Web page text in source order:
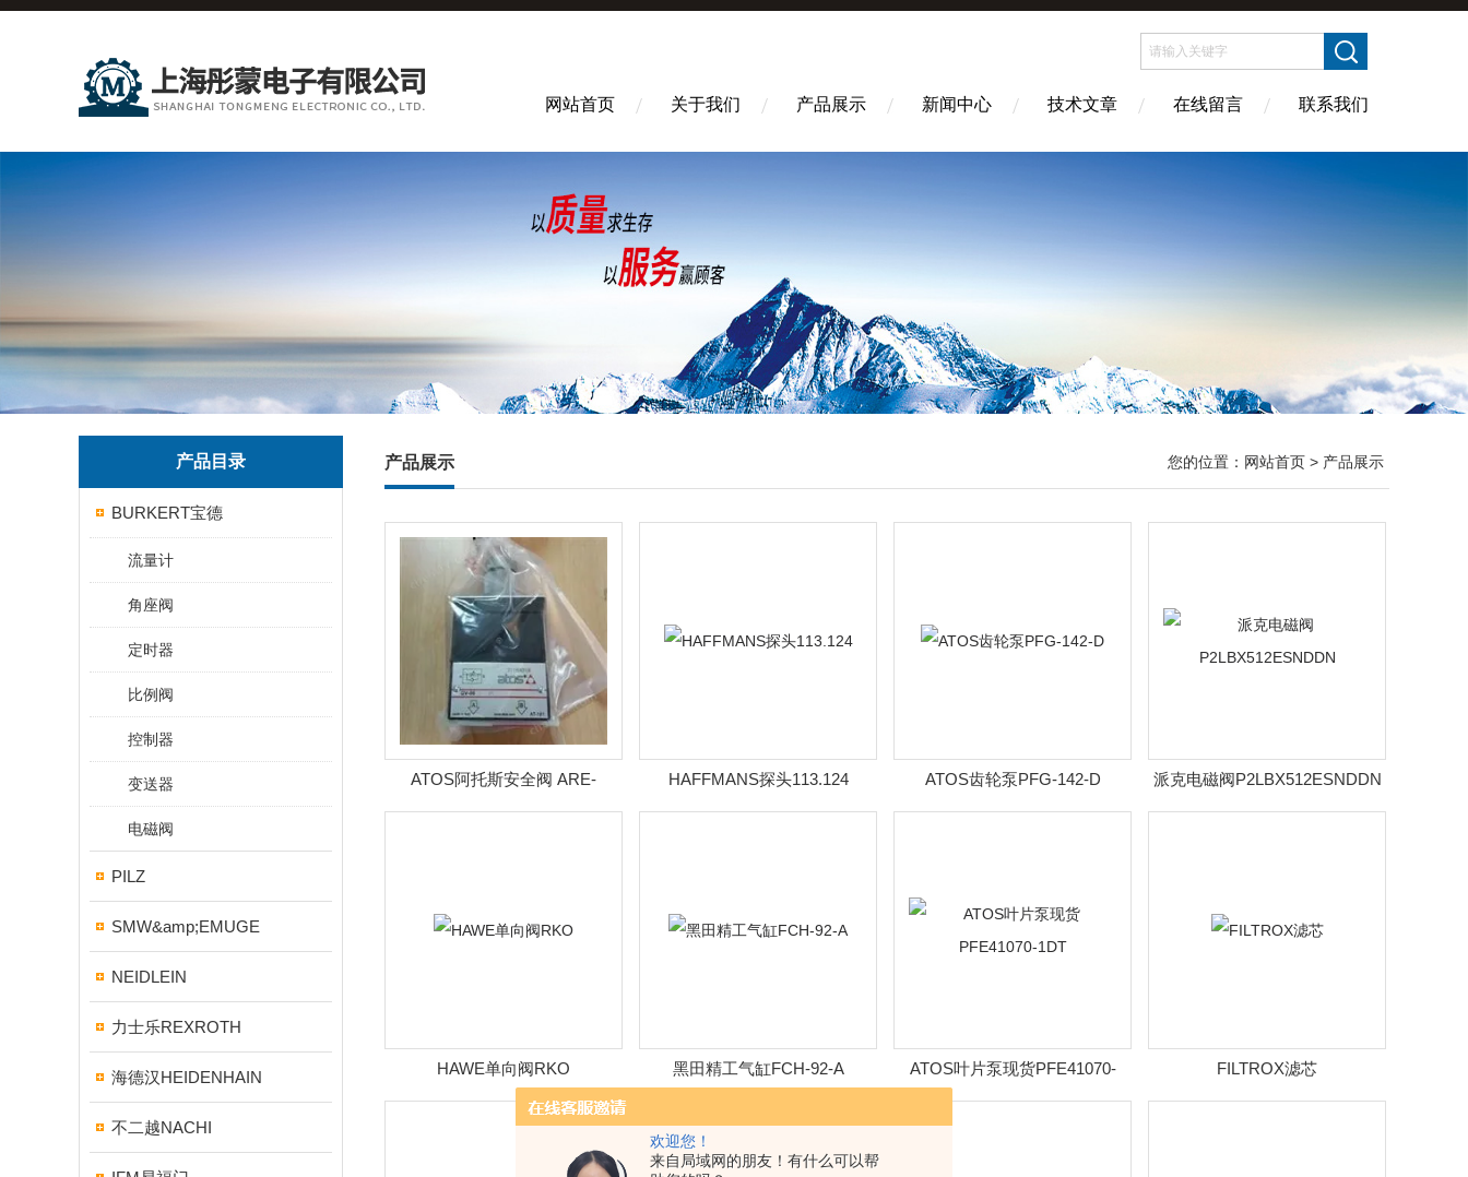
欢迎您！
来自局域网的朋友！有什么可以帮
网站首页 关于我们 产品展示 新闻中心 技术文章 在线留言 联系我们
产品目录
BURKERT宝德
流量计
角座阀
定时器
比例阀
控制器
变送器
电磁阀
PILZ
SMW&amp;EMUGE
NEIDLEIN
力士乐REXROTH
海德汉HEIDENHAIN
不二越NACHI
产品展示 您的位置： 网站首页 > 产品展示
ATOS阿托斯安全阀 ARE-
15/250/RV/PE
HAFFMANS探头113.124 ATOS齿轮泵PFG-142-D 派克电磁阀P2LBX512ESNDDN
HAWE单向阀RKO 黑田精工气缸FCH-92-A
ATOS叶片泵现货PFE41070-
1DT
FILTROX滤芯